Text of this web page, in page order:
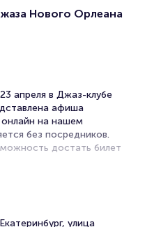
Нового Орлеана
апреля в Джаз-клубе
афиша
на нашем
без посредников.
достать билет
улица